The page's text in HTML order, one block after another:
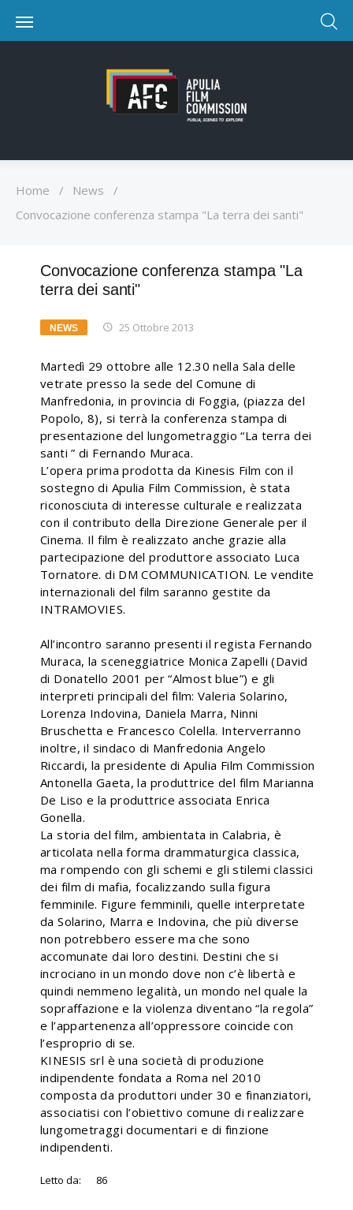
Home / News
/
Convocazione conferenza stampa "La terra dei santi"
Convocazione conferenza stampa "La
terra dei santi"
NEWS 25 Ottobre 2013
Martedì 29 ottobre alle 12.30 nella Sala delle
vetrate presso la sede del Comune di
Manfredonia, in provincia di Foggia, (piazza del
Popolo, 8), si terrà la conferenza stampa di
presentazione del lungometraggio “La terra dei
santi ” di Fernando Muraca.
L’opera prima prodotta da Kinesis Film con il
sostegno di Apulia Film Commission, è stata
riconosciuta di interesse culturale e realizzata
con il contributo della Direzione Generale per il
Cinema. Il film è realizzato anche grazie alla
partecipazione del produttore associato Luca
Tornatore. di DM COMMUNICATION. Le vendite
internazionali del film saranno gestite da
INTRAMOVIES.
All’incontro saranno presenti il regista Fernando
Muraca, la sceneggiatrice Monica Zapelli (David
di Donatello 2001 per “Almost blue”) e gli
interpreti principali del film: Valeria Solarino,
Lorenza Indovina, Daniela Marra, Ninni
Bruschetta e Francesco Colella. Interverranno
inoltre, il sindaco di Manfredonia Angelo
Riccardi, la presidente di Apulia Film Commission
Antonella Gaeta, la produttrice del film Marianna
De Liso e la produttrice associata Enrica
Gonella.
La storia del film, ambientata in Calabria, è
articolata nella forma drammaturgica classica,
ma rompendo con gli schemi e gli stilemi classici
dei film di mafia, focalizzando sulla figura
femminile. Figure femminili, quelle interpretate
da Solarino, Marra e Indovina, che più diverse
non potrebbero essere ma che sono
accomunate dai loro destini. Destini che si
incrociano in un mondo dove non c’è libertà e
quindi nemmeno legalità, un mondo nel quale la
sopraffazione e la violenza diventano “la regola”
e l’appartenenza all’oppressore coincide con
l’esproprio di se.
KINESIS srl è una società di produzione
indipendente fondata a Roma nel 2010
composta da produttori under 30 e finanziatori,
associatisi con l’obiettivo comune di realizzare
lungometraggi documentari e di finzione
indipendenti.
Letto da: 86